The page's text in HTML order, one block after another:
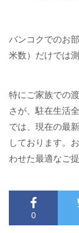
バンコクでのお
米数）だけでは
特にご家族での
さが、駐在生活
では、現在の最
しております。
わせた最適なご
0